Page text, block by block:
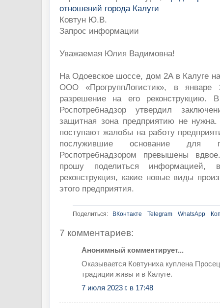
отношений города Калуги
Ковтун Ю.В.
Запрос информации
Уважаемая Юлия Вадимовна!
На Одоевское шоссе, дом 2А в Калуге
ООО «ПрогруппЛогистик», в
разрешение на его реконструкцию.
Роспотребнадзор утвердил
защитная зона предприятию не
поступают жалобы на работу
послужившие основание для
Роспотребнадзором превышены
прошу поделиться информацией,
реконструкция, какие новые виды
этого предприятия.
Поделиться: ВКонтакте Telegram WhatsApp
7 комментариев:
Анонимный комментирует...
Оказывается Ковтуниха куплена
традиции живы и в Калуге.
7 июля 2023 г. в 17:48